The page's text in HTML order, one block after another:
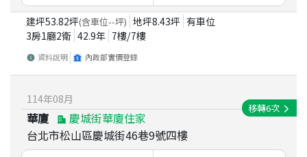
建坪53.82坪(含車位--坪) 地坪8.43坪 有車位
3房1廳2衛 42.9年 7樓/7樓
資料說明 內政部實價登錄
114年08月
華廈
慶城街華廈住家
台北市松山區慶城街46巷9號四樓
移轉6次